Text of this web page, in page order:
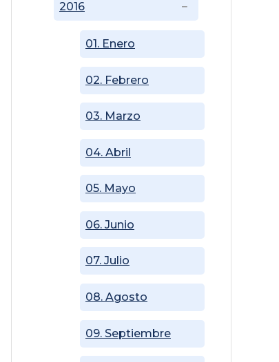
2016
01. Enero
02. Febrero
03. Marzo
04. Abril
05. Mayo
06. Junio
07. Julio
08. Agosto
09. Septiembre